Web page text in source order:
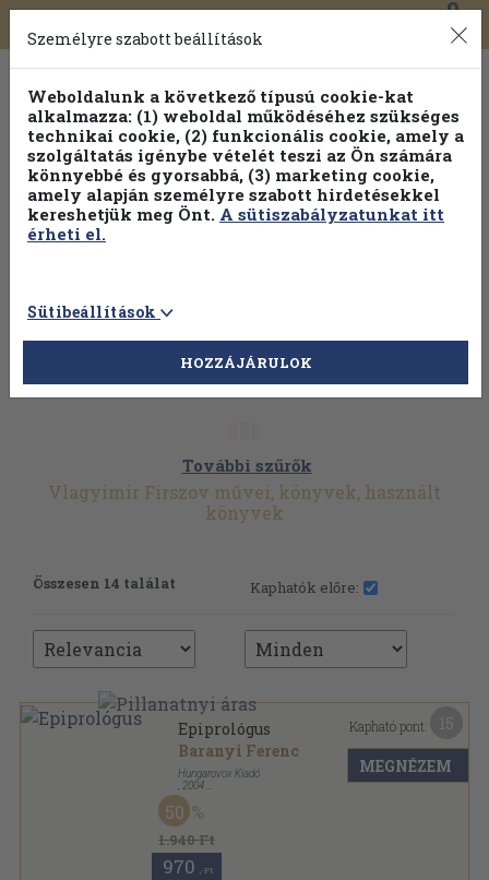
Toggle
navigation
0
További szűrők
Vlagyimir Firszov művei, könyvek, használt
könyvek
Összesen 14 találat Kaphatók előre:
Epiprológus
Baranyi Ferenc
Hungarovox Kiadó
2004
Ragasztott papírkötés
1.940 Ft
50
970 ,-Ft
Kapható pont:
MEGNÉZEM
Személyre szabott beállítások
Weboldalunk a következő típusú cookie-kat
alkalmazza: (1) weboldal működéséhez szükséges
technikai cookie, (2) funkcionális cookie, amely a
szolgáltatás igénybe vételét teszi az Ön számára
könnyebbé és gyorsabbá, (3) marketing cookie,
amely alapján személyre szabott hirdetésekkel
kereshetjük meg Önt. A sütiszabályzatunkat itt
érheti el.
Sütibeállítások
HOZZÁJÁRULOK